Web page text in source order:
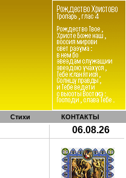
Стихи КОНТАКТЫ
06.08.26